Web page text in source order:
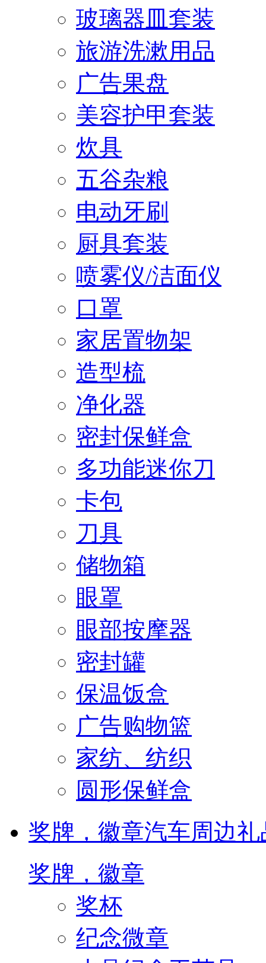
玻璃器皿套装
旅游洗漱用品
广告果盘
美容护甲套装
炊具
五谷杂粮
电动牙刷
厨具套装
喷雾仪/洁面仪
口罩
家居置物架
造型梳
净化器
密封保鲜盒
多功能迷你刀
卡包
刀具
储物箱
眼罩
眼部按摩器
密封罐
保温饭盒
广告购物篮
家纺、纺织
圆形保鲜盒
奖牌，徽章汽车周边礼
奖牌，徽章
奖杯
纪念微章